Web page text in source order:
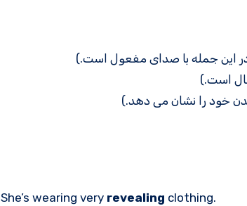
خود را نشان می دهد.)
She’s wearing very revealing clothing.